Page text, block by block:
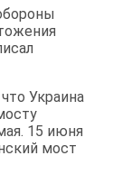
Украина
15 июня
мост